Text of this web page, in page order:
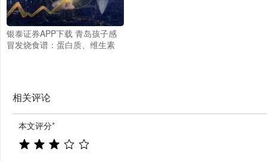
银泰证券APP下载 青岛孩子感
冒发烧食谱：蛋白质、维生素
相关评论
本文评分*